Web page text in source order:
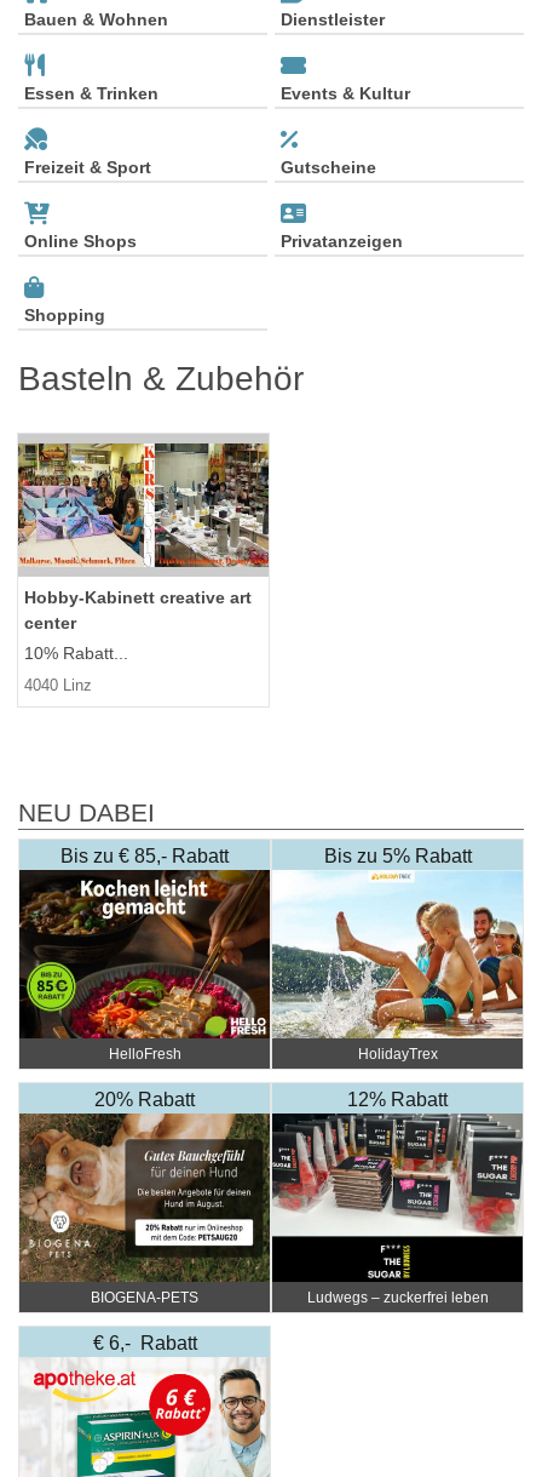
Bauen & Wohnen Dienstleister
Essen & Trinken Events & Kultur
Freizeit & Sport Gutscheine
Online Shops Privatanzeigen
Shopping
Basteln & Zubehör
Hobby-Kabinett creative art
center
10% Rabatt...
4040 Linz
NEU DABEI
Bis zu € 85,- Rabatt
HelloFresh
Bis zu 5% Rabatt
HolidayTrex
20% Rabatt
BIOGENA-PETS
12% Rabatt
Ludwegs – zuckerfrei leben
€ 6,- Rabatt